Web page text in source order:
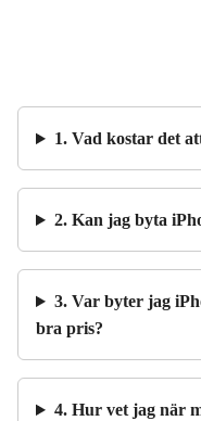
1. Vad kostar det
2. Kan jag byta
3. Var byter jag
bra pris?
4. Hur vet jag när